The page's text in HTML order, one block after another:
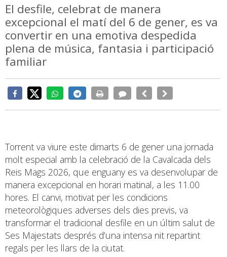
El desfile, celebrat de manera
excepcional el matí del 6 de gener, es va
convertir en una emotiva despedida
plena de música, fantasia i participació
familiar
Torrent va viure este dimarts 6 de gener una jornada
molt especial amb la celebració de la Cavalcada dels
Reis Mags 2026, que enguany es va desenvolupar de
manera excepcional en horari matinal, a les 11.00
hores. El canvi, motivat per les condicions
meteorològiques adverses dels dies previs, va
transformar el tradicional desfile en un últim salut de
Ses Majestats després d’una intensa nit repartint
regals per les llars de la ciutat.